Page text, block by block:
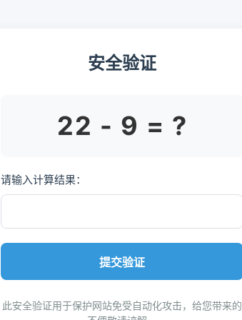
安全验证
22 - 9 = ?
请输入计算结果：
提交验证
此安全验证用于保护网站免受自动化攻击，给您带来的